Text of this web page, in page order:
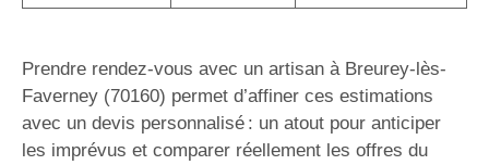
Prendre rendez-vous avec un artisan à Breurey-lès-
Faverney (70160) permet d’affiner ces estimations
avec un devis personnalisé : un atout pour anticiper
les imprévus et comparer réellement les offres du